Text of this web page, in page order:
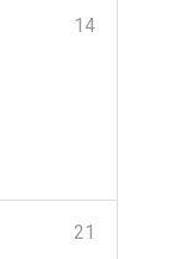
14
21